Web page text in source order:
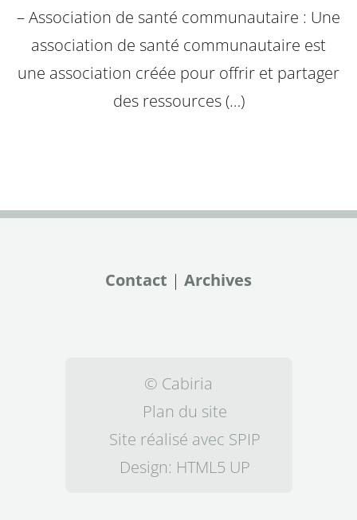
– Association de santé communautaire : Une
association de santé communautaire est
une association créée pour offrir et partager
des ressources (…)
Contact | Archives
© Cabiria
Plan du site
Site réalisé avec SPIP
Design: HTML5 UP